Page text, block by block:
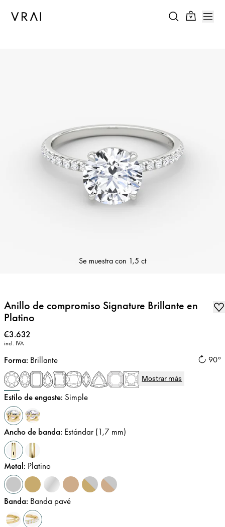
Se muestra con 1,5 ct
Anillo de compromiso Signature Brillante en
Platino
Precio:
€3.632
incl. IVA
90°
Forma: Brillante
Mostrar más
Estilo de engaste: Simple
Ancho de banda: Estándar (1,7 mm)
Metal: Platino
Banda: Banda pavé